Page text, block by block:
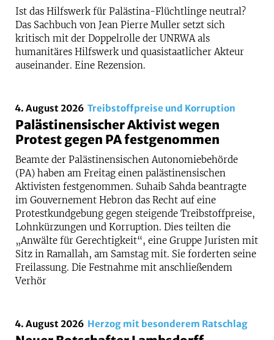
Ist das Hilfswerk für Palästina-Flüchtlinge neutral?
Das Sachbuch von Jean Pierre Muller setzt sich
kritisch mit der Doppelrolle der UNRWA als
humanitäres Hilfswerk und quasistaatlicher Akteur
auseinander. Eine Rezension.
4. August 2026 Treibstoffpreise und Korruption
Palästinensischer Aktivist wegen
Protest gegen PA festgenommen
Beamte der Palästinensischen Autonomiebehörde
(PA) haben am Freitag einen palästinensischen
Aktivisten festgenommen. Suhaib Sahda beantragte
im Gouvernement Hebron das Recht auf eine
Protestkundgebung gegen steigende Treibstoffpreise,
Lohnkürzungen und Korruption. Dies teilten die
„Anwälte für Gerechtigkeit“, eine Gruppe Juristen mit
Sitz in Ramallah, am Samstag mit. Sie forderten seine
Freilassung. Die Festnahme mit anschließendem
Verhör
4. August 2026 Herzog mit besonderem Ratschlag